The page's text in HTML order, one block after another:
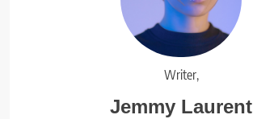
Writer,
Jemmy Laurent